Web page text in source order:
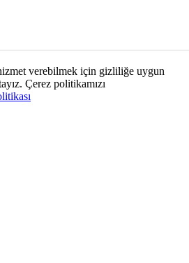
verebilmek için gizliliğe uygun
Çerez politikamızı